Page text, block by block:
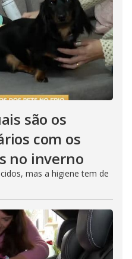
são os
com os
no inverno
mas a higiene tem de